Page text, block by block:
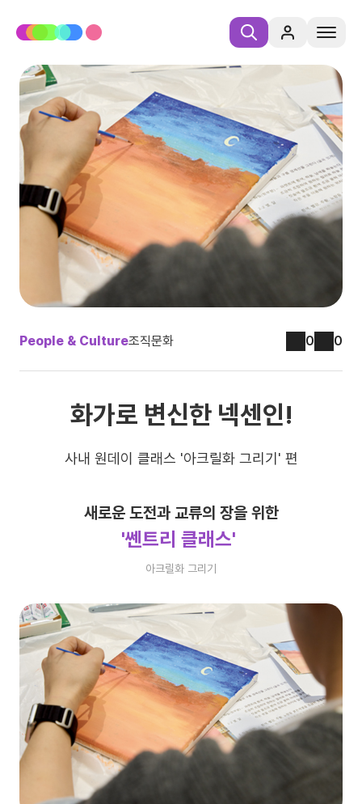
People & Culture조직문화 0 0
화가로 변신한 넥센인!
사내 원데이 클래스 '아크릴화 그리기' 편
새로운 도전과 교류의 장을 위한
'쎈트리 클래스'
아크릴화 그리기